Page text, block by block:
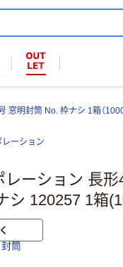
窓明封筒 No. 枠ナシ 1箱（1000
ーション
レーション 長
シ 120257 1箱
封筒